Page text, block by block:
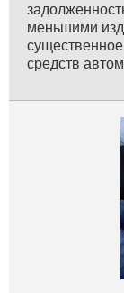
меньшими
средств